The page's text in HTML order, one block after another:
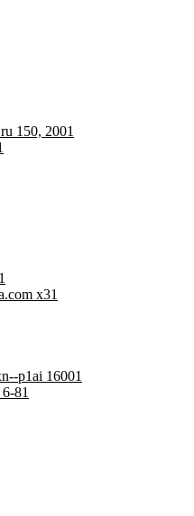
150, 2001
1
x31
p1ai 16001
81